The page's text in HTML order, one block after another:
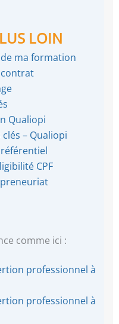
LOIN
ma formation
Qualiopi
– Qualiopi
CPF
comme ici :
professionnel à
professionnel à